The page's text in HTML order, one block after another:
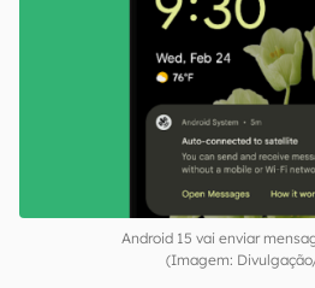
terceira opção para se
pessoas quando não há
Wi-Fi ou de dados móveis —
situações de emergência. O
compatível apenas com
conecta o aparelho à rede